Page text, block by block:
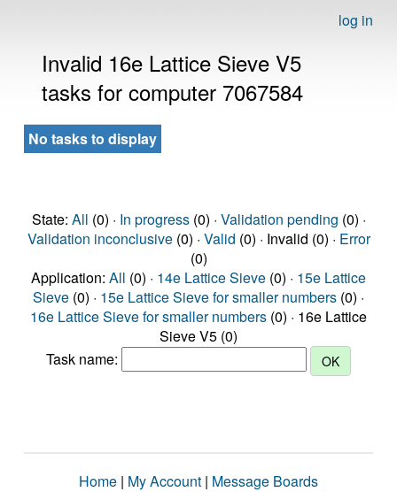
log in
Invalid 16e Lattice Sieve V5
tasks for computer 7067584
No tasks to display
State: All (0) · In progress(0) · Validation pending (0) ·
Validation inconclusive(0) · Valid (0) · Invalid (0) · Error
(0)
Application: All (0) · 14e Lattice Sieve (0) · 15e Lattice
Sieve (0) · 15e Lattice Sieve for smaller numbers (0) ·
16e Lattice Sieve for smaller numbers (0) · 16e Lattice
Sieve V5 (0)
Task name:
Home | My Account | Message Boards